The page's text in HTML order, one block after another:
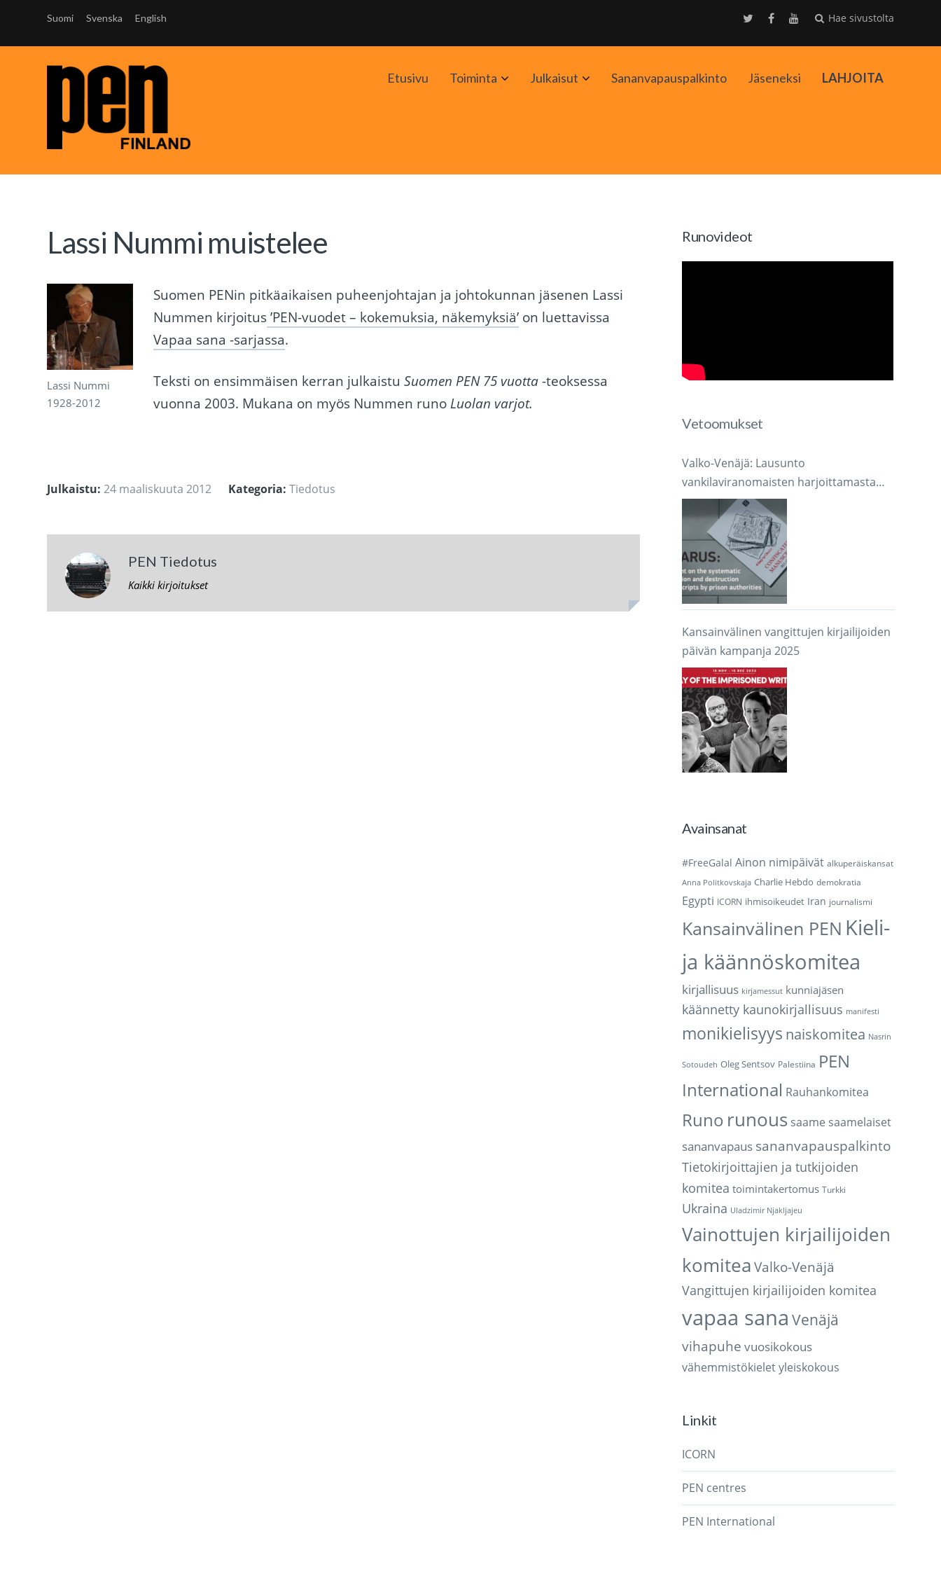
Suomi Svenska English Hae sivustolta
Etusivu Toiminta AvaaJulkaisut AvaaSananvapauspalkinto Jäseneksi LAHJOITA
Lassi Nummi muistelee
Lassi Nummi
1928-2012
Suomen PENin pitkäaikaisen puheenjohtajan ja johtokunnan jäsenen Lassi
Nummen kirjoitus’PEN-vuodet – kokemuksia, näkemyksiä’ on luettavissa
Vapaa sana -sarjassa.
Teksti on ensimmäisen kerran julkaistu Suomen PEN 75 vuotta-teoksessa
vuonna 2003. Mukana on myös Nummen runo Luolan varjot.
Julkaistu: 24 maaliskuuta 2012 Kategoria: Tiedotus
PEN Tiedotus
Kaikki kirjoitukset
Runovideot
Vetoomukset
Valko-Venäjä: Lausunto
vankilaviranomaisten harjoittamasta
järjestelmällisestä käsikirjoitusten
takavarikoinnista ja tuhoamisesta
Kansainvälinen vangittujen kirjailijoiden
päivän kampanja 2025
Avainsanat
#FreeGalal Ainon nimipäivät alkuperäiskansat
Anna Politkovskaja Charlie Hebdo demokratia
Egypti ICORN ihmisoikeudet Iran journalismi
Kansainvälinen PEN Kieli-
ja käännöskomitea
kirjallisuus kirjamessut kunniajäsen
käännetty kaunokirjallisuus manifesti
monikielisyys naiskomitea Nasrin
Sotoudeh Oleg Sentsov Palestiina PEN
International Rauhankomitea
Runo runous saame saamelaiset
sananvapaus sananvapauspalkinto
Tietokirjoittajien ja tutkijoiden
komitea toimintakertomus Turkki
Ukraina Uladzimir Njakljajeu
Vainottujen kirjailijoiden
komitea Valko-Venäjä
Vangittujen kirjailijoiden komitea
vapaa sana Venäjä
vihapuhe vuosikokous
vähemmistökieletyleiskokous
Linkit
ICORN
PEN centres
PEN International